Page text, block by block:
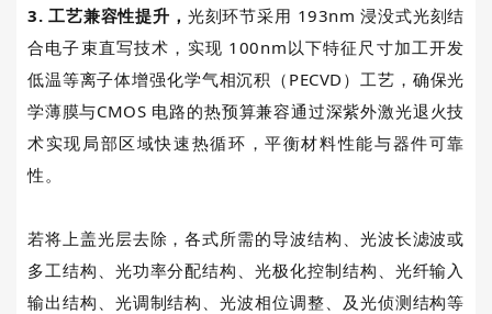
3. 工艺兼容性提升 ， 光刻环节采用 193nm浸没式光刻结
合电子束直写技术，实现 100nm以下特征尺寸加工开发
低温等离子体增强化学气相沉积（ PECVD ）工艺，确保光
学薄膜与CMOS 电路的热预算兼容通过深紫外激光退火技
术实现局部区域快速热循环，平衡材料性能与器件可靠
性。
若将上盖光层去除，各式所需的导波结构、光波长滤波或
多工结构、光功率分配结构、光极化控制结构、光纤输入
输出结构、光调制结构、光波相位调整、及光侦测结构等